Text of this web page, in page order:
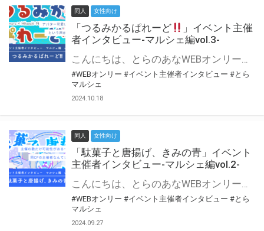
同人 女性向け
「つるみかるぱれーど
」イベント主催
者インタビュー-マルシェ編vol.3-
こんにちは、とらのあなWEBオンリー運営スタッフです。 新たにお届けする、イベント主催者インタビュー-マルシェ編-は、 とらのあなWEBオンリー「マルシェ」をご利用した主催様に 「マルシェ」を使って開催した感想や心がけをお聞きする企画です。 今回は、WEBオンリー初開催「つるみかるぱれーど
#WEBオンリー #イベント主催者インタビュー #とら
マルシェ
2024.10.18
同人 女性向け
「駄菓子と唐揚げ、きみの青」イベント
主催者インタビュー-マルシェ編vol.2-
こんにちは、とらのあなWEBオンリー運営スタッフです。 新たにお届けする、イベント主催者インタビュー-マルシェ編-は、 とらのあなWEBオンリー「マルシェ」をご利用の主催様に 「マルシェ」を使ってイベントを開催した感想や心がけをお聞きする企画です。 今回は、WEBオンリー初開催「駄菓子と唐揚げ、きみの青」より、 主催のぎこ六屋様にお話を伺いました。 協力：ぎこ六屋様／イベント公式Twitter（@krkgwks） とらのあなWEBオンリー「マルシェ」とは？ WEBオンリーでリアルタイムでコミュニケーションがとれるオンライン会場です。
#WEBオンリー #イベント主催者インタビュー #とら
マルシェ
2024.09.27